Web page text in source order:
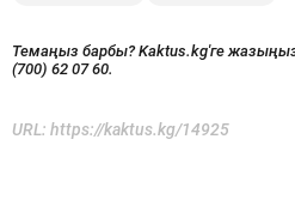
Темаңыз барбы? Kaktus.kg'ге
(700) 62 07 60.
URL: https://kaktus.kg/14925